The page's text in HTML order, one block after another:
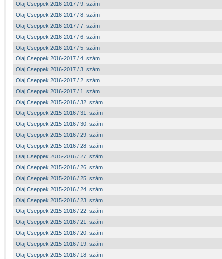
Olaj Cseppek 2016-2017 / 9. szám
Olaj Cseppek 2016-2017 / 8. szám
Olaj Cseppek 2016-2017 / 7. szám
Olaj Cseppek 2016-2017 / 6. szám
Olaj Cseppek 2016-2017 / 5. szám
Olaj Cseppek 2016-2017 / 4. szám
Olaj Cseppek 2016-2017 / 3. szám
Olaj Cseppek 2016-2017 / 2. szám
Olaj Cseppek 2016-2017 / 1. szám
Olaj Cseppek 2015-2016 / 32. szám
Olaj Cseppek 2015-2016 / 31. szám
Olaj Cseppek 2015-2016 / 30. szám
Olaj Cseppek 2015-2016 / 29. szám
Olaj Cseppek 2015-2016 / 28. szám
Olaj Cseppek 2015-2016 / 27. szám
Olaj Cseppek 2015-2016 / 26. szám
Olaj Cseppek 2015-2016 / 25. szám
Olaj Cseppek 2015-2016 / 24. szám
Olaj Cseppek 2015-2016 / 23. szám
Olaj Cseppek 2015-2016 / 22. szám
Olaj Cseppek 2015-2016 / 21. szám
Olaj Cseppek 2015-2016 / 20. szám
Olaj Cseppek 2015-2016 / 19. szám
Olaj Cseppek 2015-2016 / 18. szám